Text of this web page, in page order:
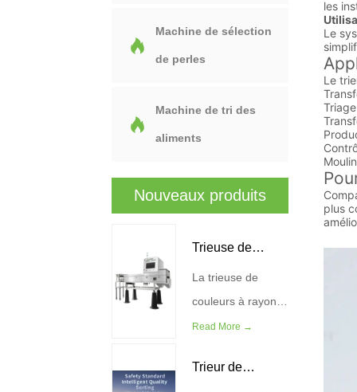
Machine de sélection
de perles
Machine de tri des
aliments
Nouveaux produits
Trieuse de
couleurs à
La trieuse de
couleurs à rayons
X WESORT
technologie
Read More →
Trieur de
les
Le
Le
plus